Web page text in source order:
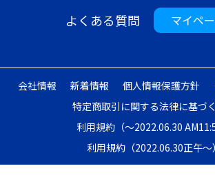
よくある質問 マイペ
会社情報 新着情報 個人情報保護方針
特定商取引に関する法律に基づ
利用規約（～2022.06.30
利用規約（2022.06.30正午～）